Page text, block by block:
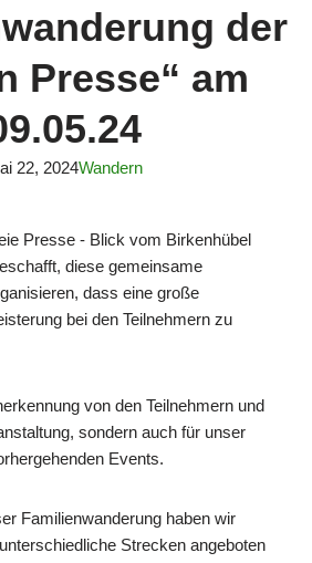
der
Presse“ am
22, 2024Wandern
diese gemeinsame
dass eine große
bei den Teilnehmern zu
von den Teilnehmern und
sondern auch für unser
Events.
Familienwanderung haben wir
Strecken angeboten